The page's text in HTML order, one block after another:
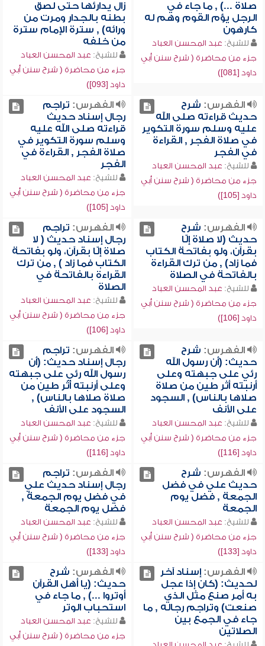
صلاة ...) , ما جاء في
الرجل يؤم القوم وهم له
كارهون
للشيخ: عبد المحسن العباد
جزء من محاضرة ( شرح سنن أبي
داود [081])
زال يدارئها حتى لصق
بطنه بالجدار ومرت من
ورائه) , سترة الإمام سترة
من خلفه
للشيخ: عبد المحسن العباد
جزء من محاضرة ( شرح سنن أبي
داود [093])
الفهرس: شرح
حديث قراءته صلى الله
عليه وسلم سورة التكوير
في صلاة الفجر , القراءة
في الفجر
للشيخ: عبد المحسن العباد
جزء من محاضرة ( شرح سنن أبي
داود [105])
الفهرس: تراجم
رجال إسناد حديث
قراءته صلى الله عليه
وسلم سورة التكوير في
صلاة الفجر , القراءة في
الفجر
للشيخ: عبد المحسن العباد
جزء من محاضرة ( شرح سنن أبي
داود [105])
الفهرس: شرح
حديث (لا صلاة إلّا
بقرآن، ولو بفاتحة الكتاب
فما زاد) , من ترك القراءة
بالفاتحة في الصلاة
للشيخ: عبد المحسن العباد
جزء من محاضرة ( شرح سنن أبي
داود [106])
الفهرس: تراجم
رجال إسناد حديث ( لا
صلاة إلّا بقرآن، ولو بفاتحة
الكتاب فما زاد ) , من ترك
القراءة بالفاتحة في
الصلاة
للشيخ: عبد المحسن العباد
جزء من محاضرة ( شرح سنن أبي
داود [106])
الفهرس: شرح
حديث: (أن رسول الله
رئي على جبهته وعلى
أرنبته أثر طين من صلاة
صلاها بالناس) , السجود
على الأنف
للشيخ: عبد المحسن العباد
جزء من محاضرة ( شرح سنن أبي
داود [116])
الفهرس: تراجم
رجال إسناد حديث: (أن
رسول الله رئي على جبهته
وعلى أرنبته أثر طين من
صلاة صلاها بالناس) ,
السجود على الأنف
للشيخ: عبد المحسن العباد
جزء من محاضرة ( شرح سنن أبي
داود [116])
الفهرس: شرح
حديث علي في فضل
الجمعة , فضل يوم
الجمعة
للشيخ: عبد المحسن العباد
جزء من محاضرة ( شرح سنن أبي
داود [133])
الفهرس: تراجم
رجال إسناد حديث علي
في فضل يوم الجمعة ,
فضل يوم الجمعة
للشيخ: عبد المحسن العباد
جزء من محاضرة ( شرح سنن أبي
داود [133])
الفهرس:إسناد آخر
لحديث: (كان إذا عجل
به أمر صنع مثل الذي
صنعت) وتراجم رجاله , ما
جاء في الجمع بين
الصلاتين
الفهرس: شرح
حديث: (يا أهل القرآن
أوتروا ...) , ما جاء في
استحباب الوتر
للشيخ: عبد المحسن العباد
جزء من محاضرة ( شرح سنن أبي